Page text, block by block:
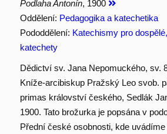
Podlaha Antonín, 1900
Oddělení: Pedagogika a katechetika
Pododdělení: Katechismy pro
katechety
Dědictví sv. Jana Nepomuckého, sv.
Kníže-arcibiskup Pražský Leo svob.
primas království českého, Sedlák
1900. Tato brožurka je popsána v
Přední české osobnosti, kde